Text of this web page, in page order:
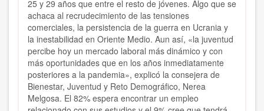
25 y 29 años que entre el resto de jóvenes. Algo que se
achaca al recrudecimiento de las tensiones
comerciales, la persistencia de la guerra en Ucrania y
la inestabilidad en Oriente Medio. Aun así, «la juventud
percibe hoy un mercado laboral más dinámico y con
más oportunidades que en los años inmediatamente
posteriores a la pandemia», explicó la consejera de
Bienestar, Juventud y Reto Demográfico, Nerea
Melgosa. El 82% espera encontrar un empleo